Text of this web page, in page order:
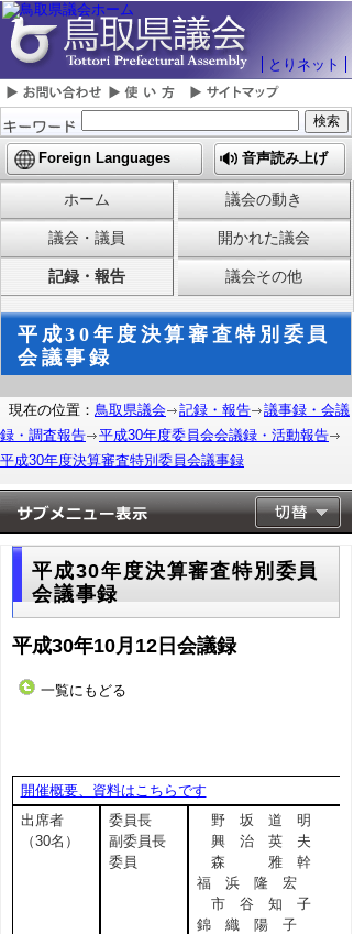
とりネット
Foreign Languages 音声読み上げ
ホーム 議会の動き
議会・議員 開かれた議会
記録・報告 議会その他
平成30年度決算審査特別委員
会議事録
現在の位置： 鳥取県議会 記録・報告
議事録・会議
録・調査報告
平成30年度委員会会議録・活動報告
平成30年度決算審査特別委員会議事録
平成30年度決算審査特別委員
会議事録
平成30年10月12日会議録
一覧にもどる
開催概要、資料はこちらです
出席者
（30名）
委員長
副委員長
委員
野 坂 道 明
興 治 英 夫
森 雅 幹
福 浜 隆 宏
市 谷 知 子
錦 織 陽 子